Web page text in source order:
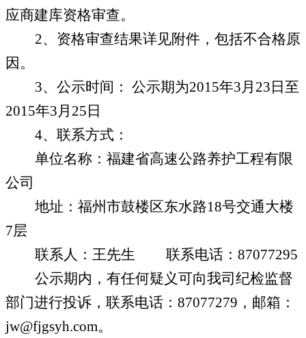
应商建库资格审查。
2、资格审查结果详见附件，包括不合格原
因。
3、公示时间： 公示期为2015年3月 23 日至
2015年3月 25 日
4、联系方式：
单位名称：福建省高速公路养护工程有限
公司
地址：福州市鼓楼区东水路18号交通大楼
7层
联系人：王先生
联系电话： 87077295
公示期内，有任何疑义可向我司纪检监督
部门进行投诉，联系电话： 87077279 ，邮箱：
jw@fjgsyh.com。